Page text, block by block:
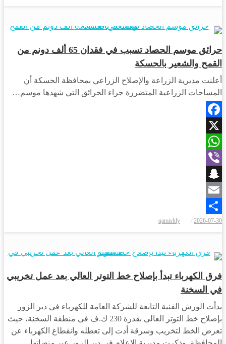
حرائق موسم الحصاد تسبب في فقدان 65 ألف دونم من
القمح والشعير بالحسكة
أعلنت مديرية الزراعة والإصلاح الزراعي بمحافظة الحسكة أن
المساحات الزراعية المتضررة جراء الحرائق التي شهدها موسم…
Facebook
X
WhatsApp
Viber
Snapchat
Email
Share
2026-07-30
qamishly
فرق الكهرباء تبدأ بإصلاح خط التوتر العالي بعد عمل تخريبي
في السخنة
بدأت الورش الفنية التابعة للشركة العامة للكهرباء في دير الزور
بإصلاح خط التوتر العالي بقدرة 230 ك.ف في منطقة السخنة، حيث
تعرض الخط لتخريب وسرقة أدت إلى تعطله وانقطاع الكهرباء عن